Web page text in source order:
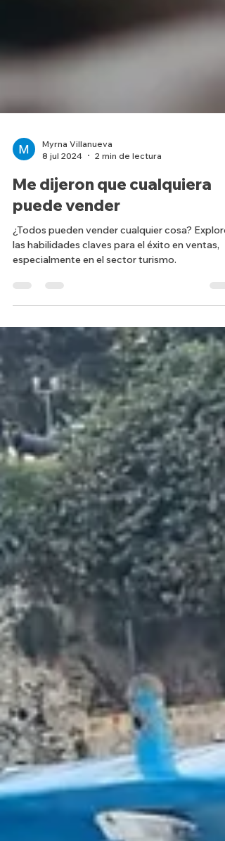
8 jul 2024
2 min de lectura
Me dijeron que cualquiera
puede vender
¿Todos pueden vender cualquier cosa? Exploro
especialmente en el sector turismo.